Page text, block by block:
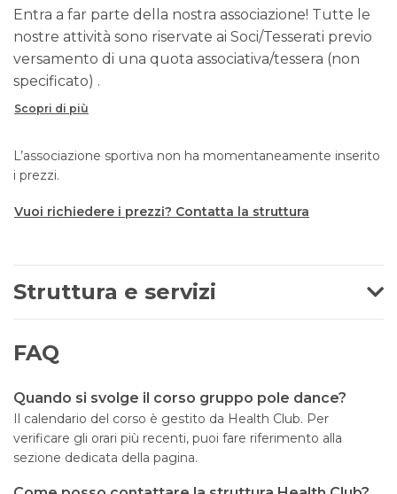
Entra a far parte della nostra associazione! Tutte le
nostre attività sono riservate ai Soci/Tesserati previo
versamento di una quota associativa/tessera (non
specificato) .
Scopri di più
L’associazione sportiva non ha momentaneamente inserito
i prezzi.
Vuoi richiedere i prezzi? Contatta la struttura
Struttura e servizi
FAQ
Quando si svolge il corso gruppo pole dance?
Il calendario del corso è gestito da Health Club. Per
verificare gli orari più recenti, puoi fare riferimento alla
sezione dedicata della pagina.